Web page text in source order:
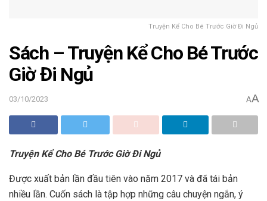
Truyện Kể Cho Bé Trước Giờ Đi Ngủ
Sách – Truyện Kể Cho Bé Trước
Giờ Đi Ngủ
03/10/2023 AA
Truyện Kể Cho Bé Trước Giờ Đi Ngủ
Được xuất bản lần đầu tiên vào năm 2017 và đã tái bản
nhiều lần. Cuốn sách là tập hợp những câu chuyện ngắn, ý